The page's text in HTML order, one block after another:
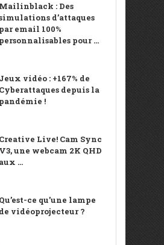
Mailinblack : Des
d’attaques
par email 100%
personnalisables pour ...
Jeux vidéo : +167% de
Cyberattaques depuis la
pandémie !
Creative Live! Cam Sync
V3, une webcam 2K QHD
aux ...
Qu’est-ce qu’une lampe
de vidéoprojecteur ?